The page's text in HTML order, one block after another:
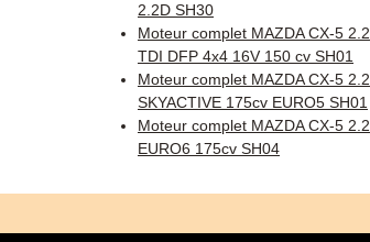
2.2D SH30
Moteur complet MAZDA CX-5 2.2
TDI DFP 4x4 16V 150 cv SH01
Moteur complet MAZDA CX-5 2.2
SKYACTIVE 175cv EURO5 SH01
Moteur complet MAZDA CX-5 2.2
EURO6 175cv SH04